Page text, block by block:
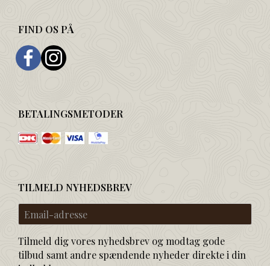
FIND OS PÅ
BETALINGSMETODER
TILMELD NYHEDSBREV
Email-
adresse
Tilmeld dig vores nyhedsbrev og modtag gode
tilbud samt andre spændende nyheder direkte i din